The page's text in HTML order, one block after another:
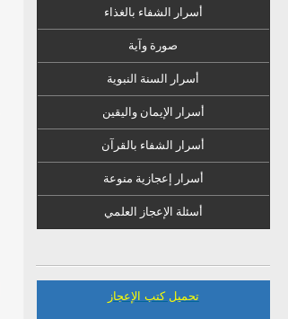
أسرار الشفاء بالغذاء
صورة وآية
أسرار السنة النبوية
أسرار الإيمان واليقين
أسرار الشفاء بالقرآن
أسرار إعجازية منوعة
أسئلة الإعجاز العلمي
تحميل كتب الإعجاز